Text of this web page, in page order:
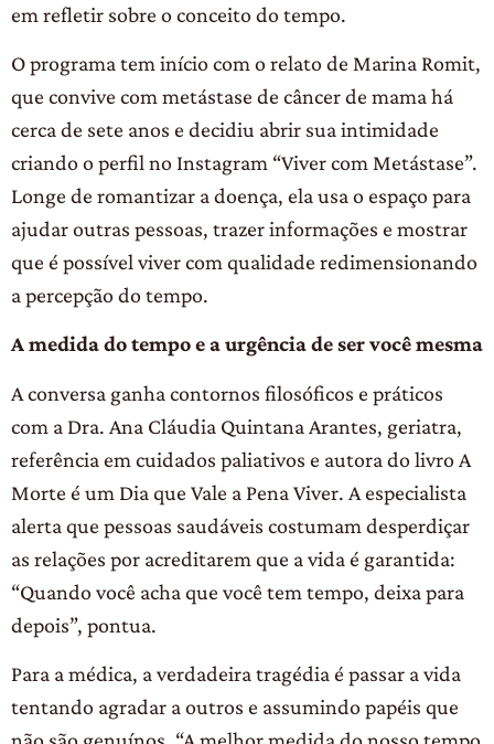
em refletir sobre o conceito do tempo.
O programa tem início com o relato de Marina Romit,
que convive com metástase de câncer de mama há
cerca de sete anos e decidiu abrir sua intimidade
criando o perfil no Instagram “Viver com Metástase”.
Longe de romantizar a doença, ela usa o espaço para
ajudar outras pessoas, trazer informações e mostrar
que é possível viver com qualidade redimensionando
a percepção do tempo.
A medida do tempo e a urgência de ser você mesma
A conversa ganha contornos filosóficos e práticos
com a Dra. Ana Cláudia Quintana Arantes, geriatra,
referência em cuidados paliativos e autora do livro A
Morte é um Dia que Vale a Pena Viver. A especialista
alerta que pessoas saudáveis costumam desperdiçar
as relações por acreditarem que a vida é garantida:
“Quando você acha que você tem tempo, deixa para
depois”, pontua.
Para a médica, a verdadeira tragédia é passar a vida
tentando agradar a outros e assumindo papéis que